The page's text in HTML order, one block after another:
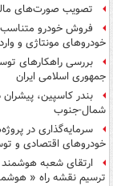
تصویب صورت‌های مالی سال ۱۴۰۴ بانک صادرات
فروش خودرو متناسب
خودروهای مونتاژی و
بررسی راهکارهای
جمهوری اسلامی ایران
بندر کاسپین،
شمال-جنوب
سرمایه‌گذاری در
خودروهای اقتصادی و
ارتقای شعبه
ترسیم نقشه راه «